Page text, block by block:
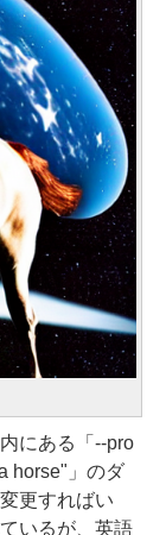
にある「--pro
horse"」のダ
更すればい
いるが、英語